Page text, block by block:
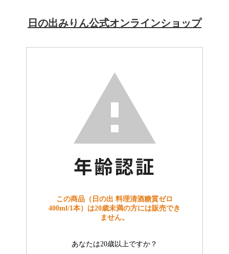
日の出みりん公式オンラインショップ
この商品（日の出 料理清酒糖質ゼロ
400ml/1本）は20歳未満の方には販売でき
ません。
あなたは20歳以上ですか？